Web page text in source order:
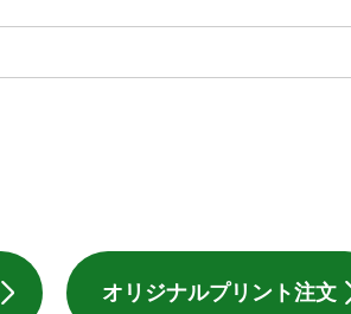
オリジナルプリント注文